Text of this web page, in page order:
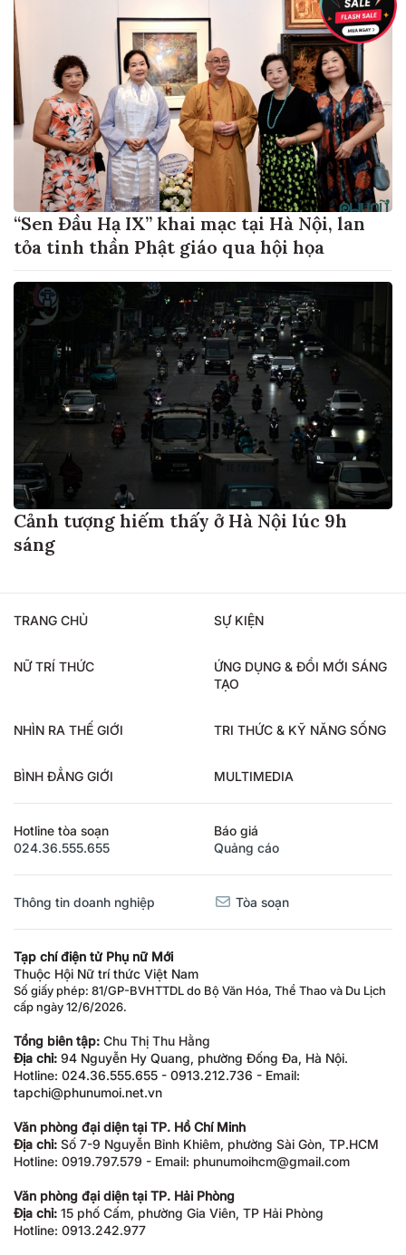
“Sen Đầu Hạ IX” khai mạc tại Hà Nội, lan
tỏa tinh thần Phật giáo qua hội họa
Cảnh tượng hiếm thấy ở Hà Nội lúc 9h
sáng
TRANG CHỦ SỰ KIỆN
NỮ TRÍ THỨC
ỨNG DỤNG & ĐỔI MỚI SÁNG
TẠO
NHÌN RA THẾ GIỚI TRI THỨC & KỸ NĂNG SỐNG
BÌNH ĐẲNG GIỚI MULTIMEDIA
Hotline tòa soạn
024.36.555.655
Báo giá
Quảng cáo
Thông tin doanh nghiệp Tòa soạn
Tạp chí điện tử Phụ nữ Mới
Thuộc Hội Nữ trí thức Việt Nam
Số giấy phép: 81/GP-BVHTTDL do Bộ Văn Hóa, Thể Thao và Du Lịch
cấp ngày 12/6/2026.
Tổng biên tập: Chu Thị Thu Hằng
Địa chỉ: 94 Nguyễn Hy Quang, phường Đống Đa, Hà Nội.
Hotline: 024.36.555.655 - 0913.212.736 - Email:
tapchi@phunumoi.net.vn
Văn phòng đại diện tại TP. Hồ Chí Minh
Địa chỉ: Số 7-9 Nguyễn Bỉnh Khiêm, phường Sài Gòn, TP.HCM
Hotline: 0919.797.579 - Email: phunumoihcm@gmail.com
Văn phòng đại diện tại TP. Hải Phòng
Địa chỉ: 15 phố Cấm, phường Gia Viên, TP Hải Phòng
Hotline: 0913.242.977